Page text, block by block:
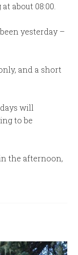
about 08:00.
yesterday –
and a short
will
to be
the afternoon,